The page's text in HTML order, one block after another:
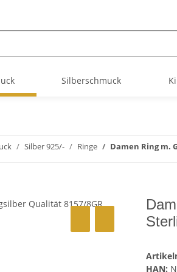
Silberschmuck
Silber 925/- Ringe Damen Ring m.
HAN: